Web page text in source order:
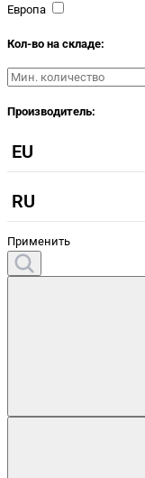
Европа
Кол-во на складе:
Производитель:
EU
RU
Применить